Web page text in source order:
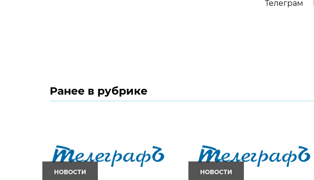
Телеграм
Ранее в рубрике
НОВОСТИ НОВОСТИ